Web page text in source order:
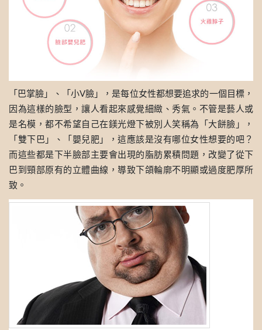
「巴掌臉」、「小V臉」，是每位女性都想要追求的一個目標，
因為這樣的臉型，讓人看起來感覺細緻、秀氣。不管是藝人或
是名模，都不希望自己在鎂光燈下被別人笑稱為「大餅臉」，
「雙下巴」、「嬰兒肥」，這應該是沒有哪位女性想要的吧？
而這些都是下半臉部主要會出現的脂肪累積問題，改變了從下
巴到頸部原有的立體曲線，導致下頜輪廓不明顯或過度肥厚所
致。